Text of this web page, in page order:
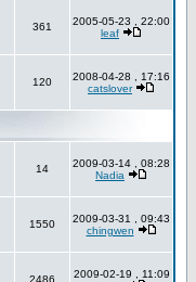
361
2005-05-23 , 22:00
leaf
120
2008-04-28 , 17:16
catslover
14
2009-03-14 , 08:28
Nadia
1550
2009-03-31 , 09:43
chingwen
2486
2009-02-19 , 11:09